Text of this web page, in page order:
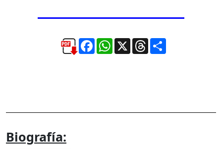
FacebookWhatsApp
X ThreadsCompartir
Biografía: